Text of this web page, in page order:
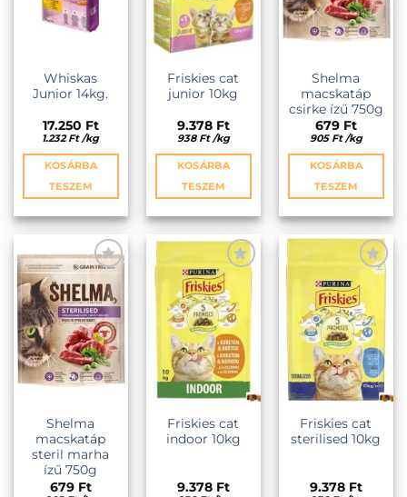
Whiskas
Junior 14kg.
17.250 Ft
1.232Ft /kg
KOSÁRBA
TESZEM
Friskies cat
junior 10kg
9.378 Ft
938 Ft /kg
KOSÁRBA
TESZEM
Shelma
macskatáp
csirke ízű 750g
679 Ft
905 Ft /kg
KOSÁRBA
TESZEM
KEDVENCEKHEZ
Shelma
macskatáp
steril marha
ízű 750g
679 Ft
KEDVENCEKHEZ
Friskies cat
indoor 10kg
9.378 Ft
KEDVENCEKHEZ
Friskies cat
sterilised 10kg
9.378 Ft